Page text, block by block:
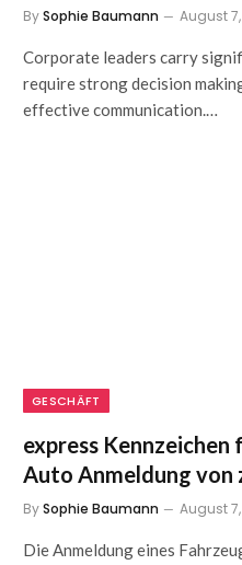
BySophie Baumann August
Corporate leaders carry
require strong decision
effective communication.…
GESCHÄFT
express
Auto Anmeldung von
BySophie Baumann August
Die Anmeldung eines